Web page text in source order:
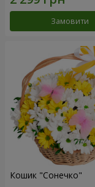
Замовити
Кошик "Сонечко"